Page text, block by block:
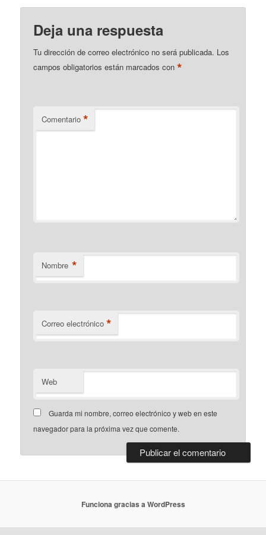
Deja una respuesta
Tu dirección de correo electrónico no será publicada. Los
campos obligatorios están marcados con*
Comentario *
Nombre *
Correo electrónico *
Web
Guarda mi nombre, correo electrónico y web en este
navegador para la próxima vez que comente.
Funciona gracias a WordPress